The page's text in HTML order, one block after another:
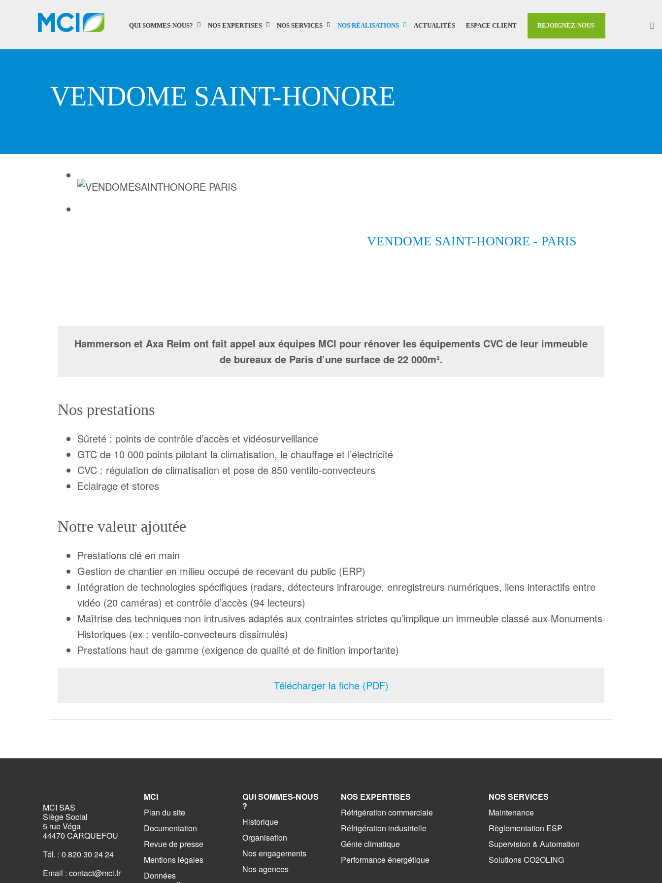
QUI SOMMES-NOUS? NOS EXPERTISES NOS SERVICES NOS RÉALISATIONS ACTUALITÉS ESPACE CLIENT REJOIGNEZ-NOUS
VENDOME SAINT-HONORE
VENDOME SAINT-HONORE - PARIS
Hammerson et Axa Reim ont fait appel aux équipes MCI pour rénover les équipements CVC de leur immeuble
de bureaux de Paris d’une surface de 22 000m².
Nos prestations
Sûreté : points de contrôle d’accès et vidéosurveillance
GTC de 10 000 points pilotant la climatisation, le chauffage et l’électricité
CVC : régulation de climatisation et pose de 850 ventilo-convecteurs
Eclairage et stores
Notre valeur ajoutée
Prestations clé en main
Gestion de chantier en milieu occupé de recevant du public (ERP)
Intégration de technologies spécifiques (radars, détecteurs infrarouge, enregistreurs numériques, liens interactifs entre
vidéo (20 caméras) et contrôle d’accès (94 lecteurs)
Maîtrise des techniques non intrusives adaptés aux contraintes strictes qu’implique un immeuble classé aux Monuments
Historiques (ex : ventilo-convecteurs dissimulés)
Prestations haut de gamme (exigence de qualité et de finition importante)
Télécharger la fiche (PDF)
MCI SAS
Siège Social
5 rue Véga
44470 CARQUEFOU
Tél. : 0 820 30 24 24
Email : contact@mci.fr
MCI
Plan du site
Documentation
Revue de presse
Mentions légales
Données
QUI SOMMES-NOUS
?
Historique
Organisation
Nos engagements
Nos agences
NOS EXPERTISES
Réfrigération commerciale
Réfrigération industrielle
Génie climatique
Performance énergétique
NOS SERVICES
Maintenance
Règlementation ESP
Supervision & Automation
Solutions CO2OLING